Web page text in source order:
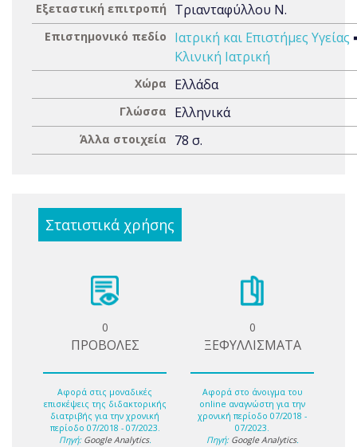
Εξεταστική επιτροπή Τριανταφύλλου Ν.
Επιστημονικό πεδίο Ιατρική και Επιστήμες Υγείας
Κλινική Ιατρική
Χώρα Ελλάδα
Γλώσσα Ελληνικά
Άλλα στοιχεία 78 σ.
Στατιστικά χρήσης
0
ΠΡΟΒΟΛΕΣ
Αφορά στις μοναδικές
επισκέψεις της διδακτορικής
διατριβής για την χρονική
περίοδο 07/2018 - 07/2023.
Πηγή: Google Analytics.
0
ΞΕΦΥΛΛΙΣΜΑΤΑ
Αφορά στο άνοιγμα του
online αναγνώστη για την
χρονική περίοδο 07/2018 -
07/2023.
Πηγή: Google Analytics.